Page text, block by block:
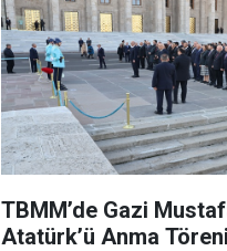
TBMM’de Gazi
Atatürk’ü Anma